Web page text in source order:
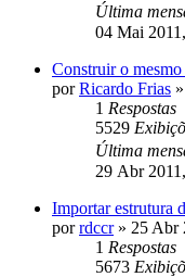
Última
04 Mai
Construir o
porRicardo Frias »
1 Respostas
5529
Última
29 Abr
Importar estrutura
porrdccr» 25 Abr
1 Respostas
5673